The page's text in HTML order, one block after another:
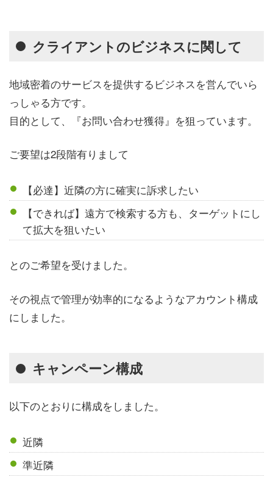
クライアントのビジネスに関して
地域密着のサービスを提供するビジネスを営んでいら
っしゃる方です。
目的として、『お問い合わせ獲得』を狙っています。
ご要望は2段階有りまして
【必達】近隣の方に確実に訴求したい
【できれば】遠方で検索する方も、ターゲットにし
て拡大を狙いたい
とのご希望を受けました。
その視点で管理が効率的になるようなアカウント構成
にしました。
キャンペーン構成
以下のとおりに構成をしました。
近隣
準近隣